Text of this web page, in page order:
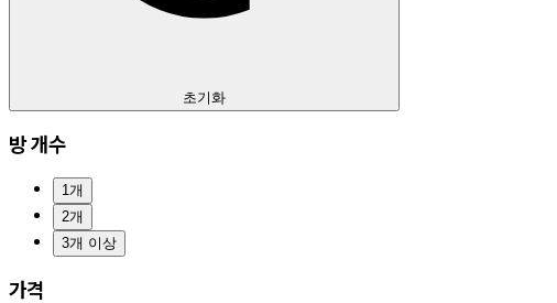
초기화
방 개수
1개
2개
3개 이상
가격